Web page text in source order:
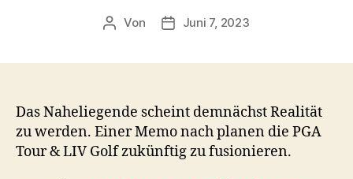
Beitragsautor
Von Veröffentlichungsdatum
Juni 7, 2023
Das Naheliegende scheint demnächst Realität
zu werden. Einer Memo nach planen die PGA
Tour & LIV Golf zukünftig zu fusionieren.